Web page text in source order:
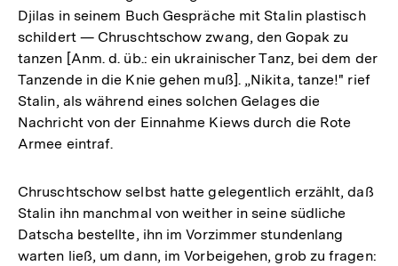
Djilas in seinem Buch Gespräche mit Stalin plastisch
schildert — Chruschtschow zwang, den Gopak zu
tanzen [Anm. d. üb.: ein ukrainischer Tanz, bei dem der
Tanzende in die Knie gehen muß]. „Nikita, tanze!" rief
Stalin, als während eines solchen Gelages die
Nachricht von der Einnahme Kiews durch die Rote
Armee eintraf.
Chruschtschow selbst hatte gelegentlich erzählt, daß
Stalin ihn manchmal von weither in seine südliche
Datscha bestellte, ihn im Vorzimmer stundenlang
warten ließ, um dann, im Vorbeigehen, grob zu fragen: